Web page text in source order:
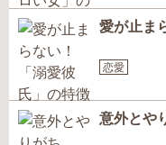
愛が止ま
恋愛
意外とや